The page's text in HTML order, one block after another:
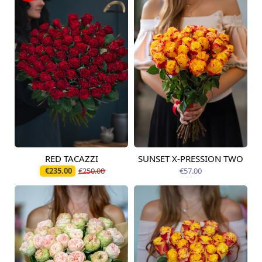
Pieejama no
12.08.2026
RED TACAZZI
€235.00 €250.00
Pieejams šodien
SUNSET X-PRESSION TWO
€57.00